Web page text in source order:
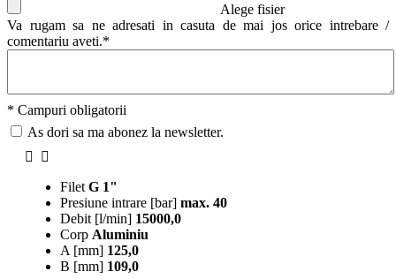
Alege fisier
Va rugam sa ne adresati in casuta de mai jos orice intrebare /
comentariu aveti.*
* Campuri obligatorii
As dori sa ma abonez la newsletter.
Filet G 1"
Presiune intrare [bar] max. 40
Debit [l/min] 15000,0
Corp Aluminiu
A [mm] 125,0
B [mm] 109,0